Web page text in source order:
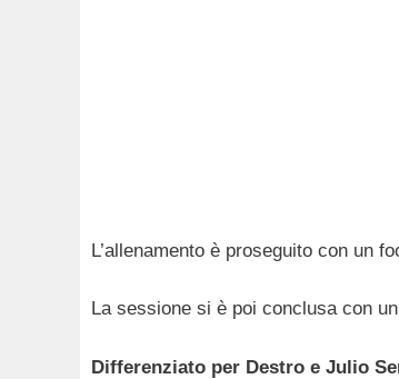
L’allenamento è proseguito con un
La sessione si è poi conclusa con
Differenziato per Destro e Julio